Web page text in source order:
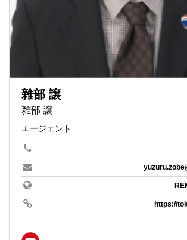
雜部 譲
雜部 譲
エージェント
https://